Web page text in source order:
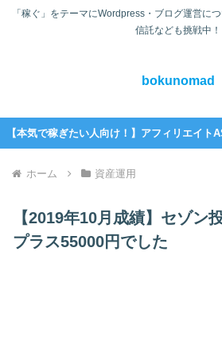
「稼ぐ」をテーマにWordpress・ブログ運営に
信託なども挑戦中！
bokunomad
【本気で稼ぎたい人向け！】アフィリエイト
ホーム 資産運用
【2019年10月成績】セゾン
プラス55000円でした